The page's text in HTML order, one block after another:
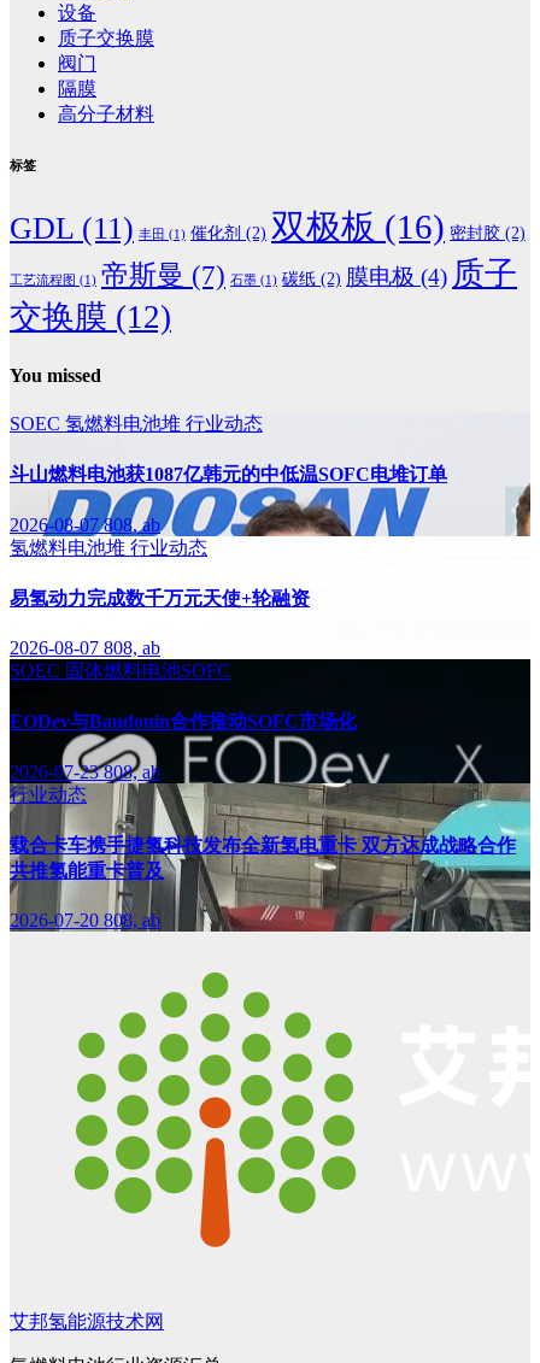
设备
质子交换膜
阀门
隔膜
高分子材料
标签
GDL (11) 丰田 (1) 催化剂 (2) 双极板 (16) 密封胶 (2)
工艺流程图 (1) 帝斯曼 (7) 石墨 (1) 碳纸 (2) 膜电极 (4) 质子
交换膜 (12)
You missed
SOEC 氢燃料电池堆 行业动态
斗山燃料电池获1087亿韩元的中低温SOFC电堆订单
2026-08-07808, ab
氢燃料电池堆 行业动态
易氢动力完成数千万元天使+轮融资
2026-08-07 808, ab
SOEC 固体燃料电池SOFC
EODev与Baudouin合作推动SOFC市场化
2026-07-23808, ab
行业动态
载合卡车携手捷氢科技发布全新氢电重卡 双方达成战略合作
共推氢能重卡普及
2026-07-20 808, ab
艾邦氢能源技术网